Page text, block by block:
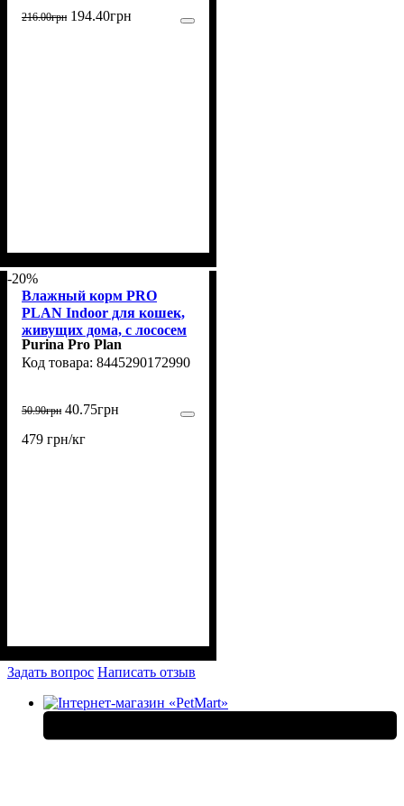
216.00грн 194.40грн
-20%
Влажный корм PRO
PLAN Indoor для кошек,
живущих дома, с лососем
85 г
Purina Pro Plan
8445290172990
50.90грн 40.75грн
479 грн/кг
Задать вопрос Написать отзыв